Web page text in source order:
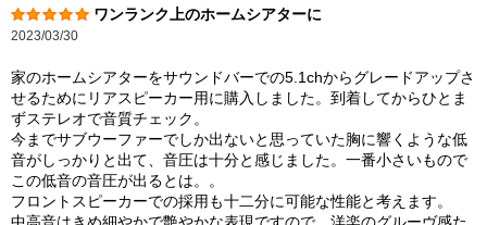
ワンランク上のホームシアターに
2023/03/30
家のホームシアターをサウンドバーでの5.1chからグレードアップさ
せるためにリアスピーカー用に購入しました。到着してからひとま
ずステレオで音質チェック。
今までサブウーファーでしか出ないと思っていた胸に響くような低
音がしっかりと出て、音圧は十分と感じました。一番小さいもので
この低音の音圧が出るとは。。
フロントスピーカーでの採用も十二分に可能な性能と考えます。